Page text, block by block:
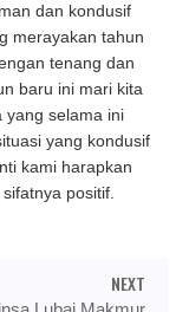
dan kondusif
merayakan tahun
tenang dan
baru ini mari kita
yang selama ini
yang kondusif
kami harapkan
positif.
NEXT